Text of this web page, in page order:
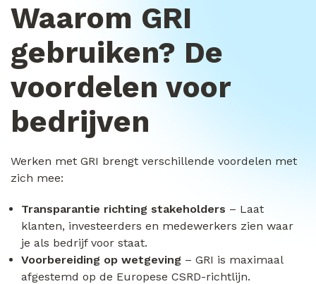
Waarom GRI
gebruiken? De
voordelen voor
bedrijven
Werken met GRI brengt verschillende voordelen met
zich mee:
Transparantie richting stakeholders – Laat
klanten, investeerders en medewerkers zien waar
je als bedrijf voor staat.
Voorbereiding op wetgeving – GRI is maximaal
afgestemd op de Europese CSRD-richtlijn.